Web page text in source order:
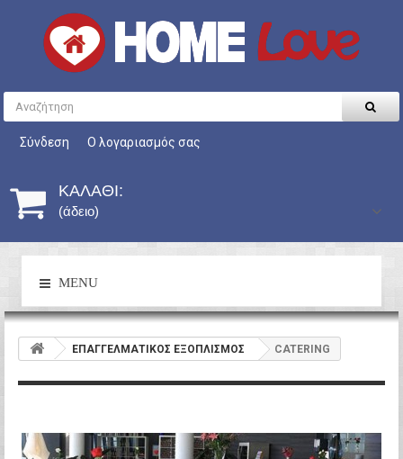
Σύνδεση Ο λογαριασμός σας
ΚΑΛΆΘΙ:
(άδειο)
MENU
ΕΠΑΓΓΕΛΜΑΤΙΚΟΣ ΕΞΟΠΛΙΣΜΟΣ CATERING